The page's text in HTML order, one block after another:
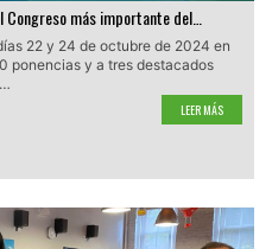
más importante del…
22 y 24 de octubre de 2024 en
ponencias y a tres destacados
LEER MÁS